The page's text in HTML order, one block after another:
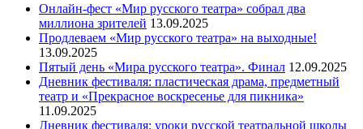
Онлайн-фест «Мир русского театра» собрал два
миллиона зрителей 13.09.2025
Продлеваем «Мир русского театра» на выходные!
13.09.2025
Пятый день «Мира русского театра». Финал 12.09.2025
Дневник фестиваля: пластическая драма, предметный
театр и «Прекрасное воскресенье для пикника»
11.09.2025
Дневник фестиваля: уроки русской театральной школы